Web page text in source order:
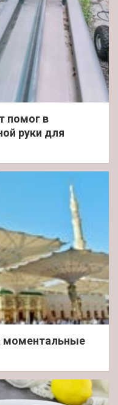
помог в
руки для
моментальные